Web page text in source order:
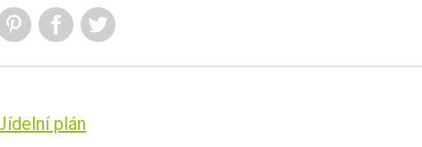
plán